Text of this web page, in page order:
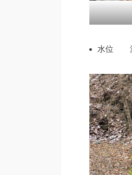
水位